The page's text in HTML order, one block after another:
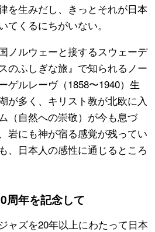
を生みだし、きっとそれが日本
てくるにちがいない。
ノルウェーと接するスウェーデ
のふしぎな旅』で知られるノー
ゲルレーヴ（1858〜1940）生
が多く、キリスト教が北欧に入
（自然への崇敬）が今も息づ
岩にも神が宿る感覚が残ってい
、日本人の感性に通じるところ
周年を記念して
ャズを20年以上にわたって日本